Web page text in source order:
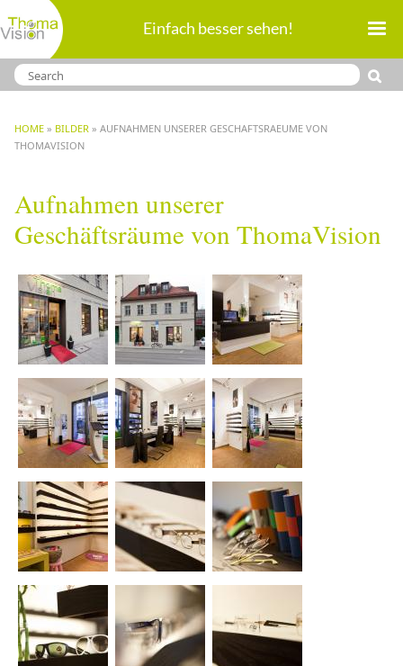
Direkt
zum
Inhalt
Einfach besser sehen!
BREADCRUMB
HOME BILDER
AUFNAHMEN UNSERER GESCHAFTSRAEUME VON
THOMAVISION
Aufnahmen unserer
Geschäftsräume von ThomaVision